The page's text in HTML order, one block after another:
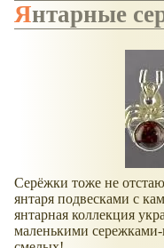
Янтарные
Серёжки тоже не
янтаря подвесками с
янтарная коллекция
маленькими